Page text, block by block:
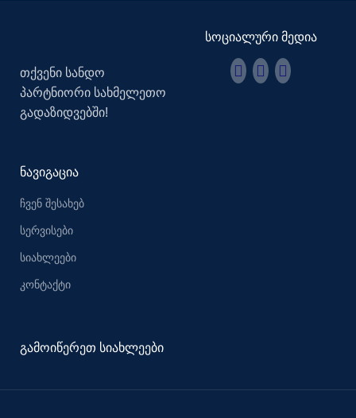
თქვენი სანდო
პარტნიორი სახმელეთო
გადაზიდვებში!
სოციალური მედია
ნავიგაცია
ჩვენ შესახებ
სერვისები
სიახლეები
კონტაქტი
გამოიწერეთ სიახლეები